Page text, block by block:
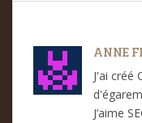
ANNE
J'ai créé
J’aime